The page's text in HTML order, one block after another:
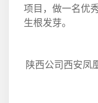
项目，做一名优
生根发芽。
陕西公司西安凤